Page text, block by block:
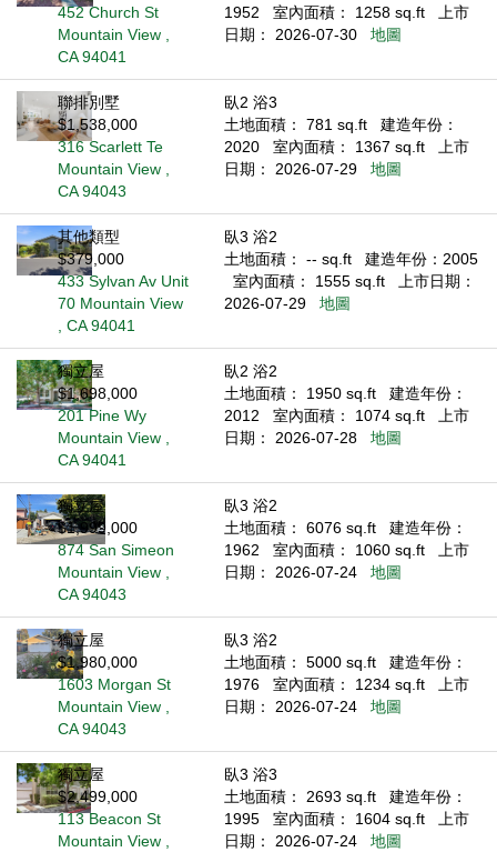
452 Church St
Mountain View ,
CA 94041
1952
室內面積： 1258 sq.ft
上市
日期： 2026-07-30
地圖
聯排別墅
$1,538,000
316 Scarlett Te
Mountain View ,
CA 94043
臥2 浴3
土地面積： 781 sq.ft
建造年份：
2020
室內面積： 1367 sq.ft
上市
日期： 2026-07-29
地圖
其他類型
$379,000
433 Sylvan Av Unit
70 Mountain View
, CA 94041
臥3 浴2
土地面積： -- sq.ft
建造年份：2005
室內面積： 1555 sq.ft
上市日期：
2026-07-29
地圖
獨立屋
$1,698,000
201 Pine Wy
Mountain View ,
CA 94041
臥2 浴2
土地面積： 1950 sq.ft
建造年份：
2012
室內面積： 1074 sq.ft
上市
日期： 2026-07-28
地圖
獨立屋
$1,999,000
874 San Simeon
Mountain View ,
CA 94043
臥3 浴2
土地面積： 6076 sq.ft
建造年份：
1962
室內面積： 1060 sq.ft
上市
日期： 2026-07-24
地圖
獨立屋
$1,980,000
1603 Morgan St
Mountain View ,
CA 94043
臥3 浴2
土地面積： 5000 sq.ft
建造年份：
1976
室內面積： 1234 sq.ft
上市
日期： 2026-07-24
地圖
獨立屋
$2,499,000
113 Beacon St
Mountain View ,
臥3 浴3
土地面積： 2693 sq.ft
建造年份：
1995
室內面積： 1604 sq.ft
上市
日期： 2026-07-24
地圖